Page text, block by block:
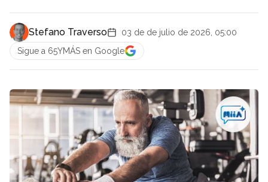
Stefano Traverso
03 de de julio de 2026, 05:00
Sigue a 65YMÁS en Google